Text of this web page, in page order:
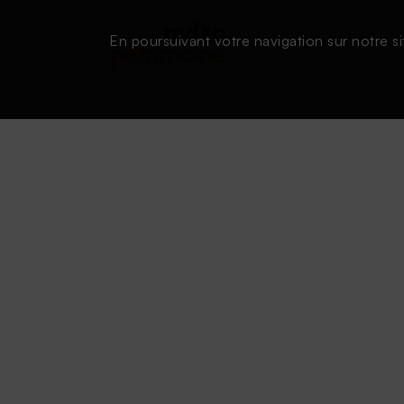
En poursuivant votre navigation sur notre